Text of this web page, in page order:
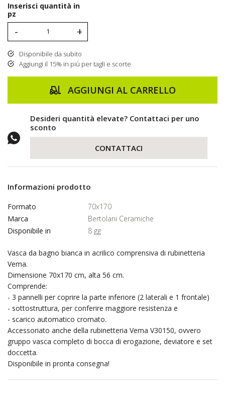
Inserisci quantità in
pz
- +
Disponibile da subito
Aggiungi il 15% in più per tagli e scorte
AGGIUNGI AL CARRELLO
Desideri quantità elevate? Contattaci per uno
sconto
CONTATTACI
Informazioni prodotto
Formato
70x170
Marca
Bertolani Ceramiche
Disponibile in
8 gg
Vasca da bagno bianca in acrilico comprensiva di rubinetteria
Vema.
Dimensione 70x170 cm, alta 56 cm.
Comprende:
- 3 pannelli per coprire la parte inferiore (2 laterali e 1 frontale)
- sottostruttura, per conferire maggiore resistenza e
- scarico automatico cromato.
Accessoriato anche della rubinetteria Vema V30150, ovvero
gruppo vasca completo di bocca di erogazione, deviatore e set
doccetta.
Disponibile in pronta consegna!